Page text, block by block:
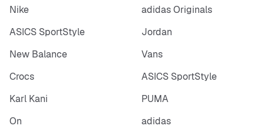
Nike
adidas Originals
ASICS SportStyle
Jordan
New Balance
Vans
Crocs
ASICS SportStyle
Karl Kani
PUMA
On
adidas